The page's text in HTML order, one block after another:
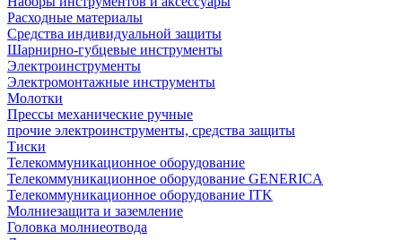
Расходные материалы
Средства индивидуальной защиты
Шарнирно-губцевые инструменты
Электроинструменты
Электромонтажные инструменты
Молотки
Прессы механические ручные
прочие электроинструменты, средства защиты
Тиски
Телекоммуникационное оборудование
Телекоммуникационное оборудование GENERICA
Телекоммуникационное оборудование ITK
Молниезащита и заземление
Головка молниеотвода